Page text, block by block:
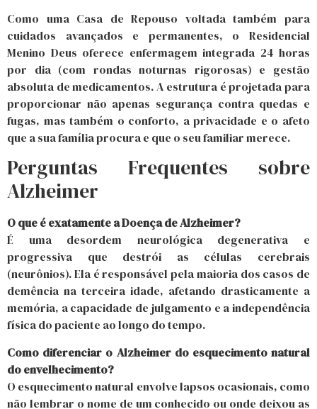
Como uma Casa de Repouso voltada também para
cuidados avançados e permanentes, o Residencial
Menino Deus oferece enfermagem integrada 24 horas
por dia (com rondas noturnas rigorosas) e gestão
absoluta de medicamentos. A estrutura é projetada para
proporcionar não apenas segurança contra quedas e
fugas, mas também o conforto, a privacidade e o afeto
que a sua família procura e que o seu familiar merece.
Perguntas Frequentes sobre
Alzheimer
O que é exatamente a Doença de Alzheimer?
É uma desordem neurológica degenerativa e
progressiva que destrói as células cerebrais
(neurônios). Ela é responsável pela maioria dos casos de
demência na terceira idade, afetando drasticamente a
memória, a capacidade de julgamento e a independência
física do paciente ao longo do tempo.
Como diferenciar o Alzheimer do esquecimento natural
do envelhecimento?
O esquecimento natural envolve lapsos ocasionais, como
não lembrar o nome de um conhecido ou onde deixou as